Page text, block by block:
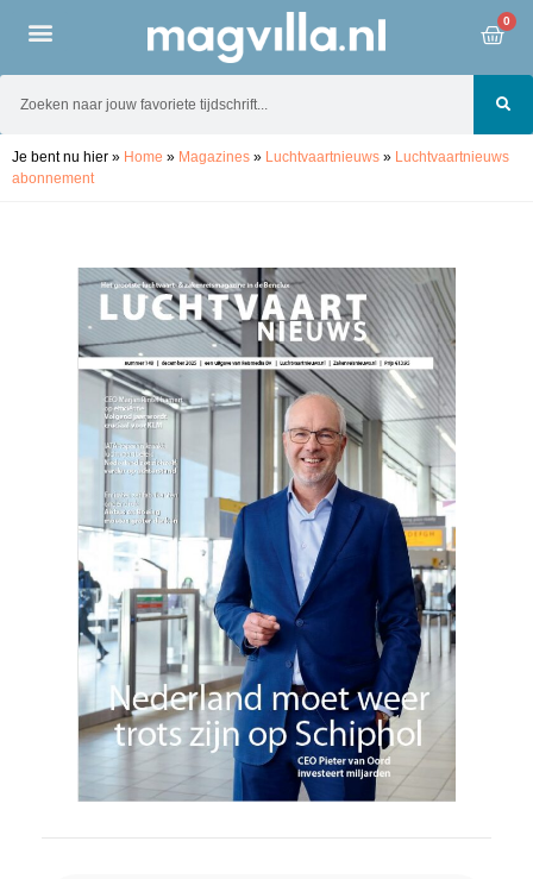
0
Je bent nu hier » Home » Magazines » Luchtvaartnieuws » Luchtvaartnieuws
abonnement